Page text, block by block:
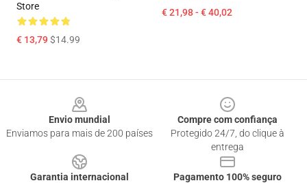
Store
€ 13,79$14.99
€ 21,98 - € 40,02
Envio mundial
Enviamos para mais de 200 países
Compre com confiança
Protegido 24/7, do clique à
entrega
Garantia internacional
Pagamento 100% seguro